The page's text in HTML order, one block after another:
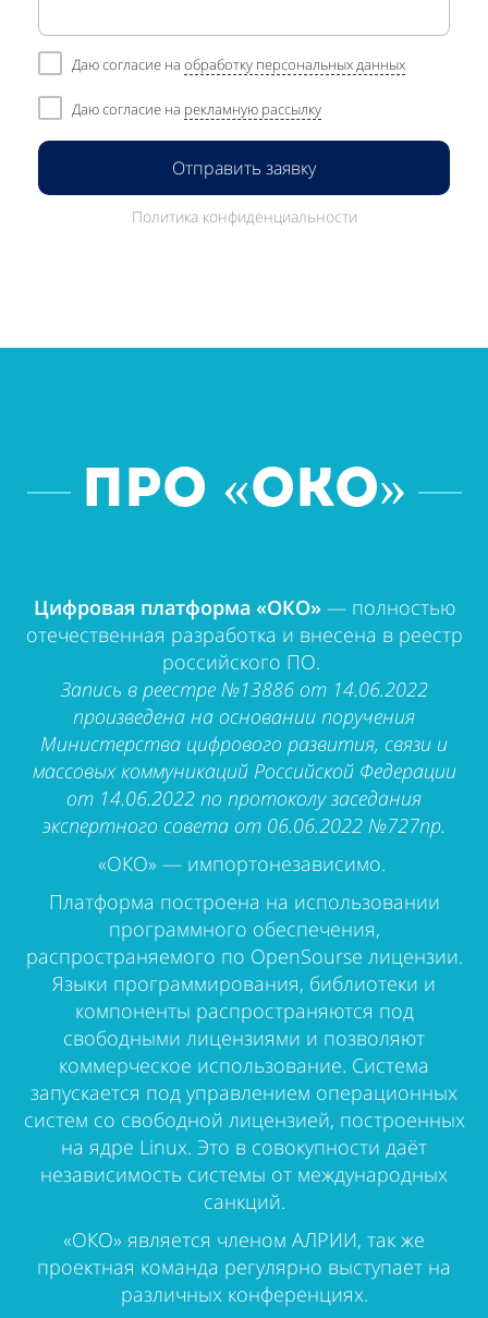
Даю согласие на обработку персональных данных
Даю согласие на рекламную рассылку
Отправить заявку
Политика конфиденциальности
про «ОКО»
Цифровая платформа «ОКО»— полностью
отечественная разработка и внесена в реестр
российского ПО.
Запись в реестре №13886 от 14.06.2022
произведена на основании поручения
Министерства цифрового развития, связи и
массовых коммуникаций Российской Федерации
от 14.06.2022 по протоколу заседания
экспертного совета от 06.06.2022 №727пр.
«ОКО» — импортонезависимо.
Платформа построена на использовании
программного обеспечения,
распространяемого по OpenSourse лицензии.
Языки программирования, библиотеки и
компоненты распространяются под
свободными лицензиями и позволяют
коммерческое использование. Система
запускается под управлением операционных
систем со свободной лицензией, построенных
на ядре Linux. Это в совокупности даёт
независимость системы от международных
санкций.
«ОКО» является членом АЛРИИ, так же
проектная команда регулярно выступает на
различных конференциях.